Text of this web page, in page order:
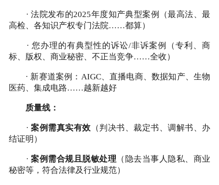
· 法院发布的2025年度知产典型案例（最高法、最
高检、各知识产权专门法院……都算）
· 您办理的有典型性的诉讼/非诉案例（专利、商
标、版权、商业秘密、不正当竞争……全收）
· 新赛道案例：AIGC、直播电商、数据知产、生物
医药、集成电路……越新越好
质量线：
·案例需真实有效 （判决书、裁定书、调解书、办
结证明）
·案例需合规且脱敏处理 （隐去当事人隐私、商业
秘密等，符合法律及行业规范）